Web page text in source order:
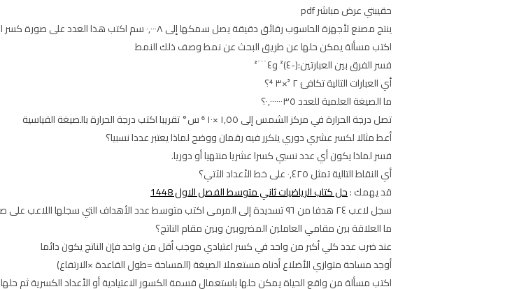
حقيبتي عرض مباشر pdf
ينتج مصنع لأجهزة الحاسوب رقائق دقيقة يصل سمكها إلى ٠٫٠٠٠٨ سم اكتب هذا العدد على صورة كسر اعتيادي في أبسط صورة
اكتب مسألة يمكن حلها عن طريق البحث عن نمط وصف ذلك النمط
فسر الفرق بين العبارتين:(-٤)² و٤﹉²
أي العبارات التالية تكافئ ٢ ³×٣ ⁴؟
ما الصيغة العلمية للعدد ٠,٠٠٠٠٠٠٣٥؟
تصل درجة الحرارة في مركز الشمس إلى ١,٥٥ ×١٠ ⁶ س° تقريبا اكتب درجة الحرارة بالصيغة القياسية
أعط مثالا لكسر عشري دوري يتكرر فيه رقمان ووضح لماذا يعتبر عددا نسبيا؟
فسر لماذا يكون أي عدد نسبي كسرا عشريا منتهيا أو دوريا.
أي النقاط التالية تمثل ٠,٤٢٥ على خط الأعداد الآتي؟
قد يهمك :حل كتاب الرياضيات ثاني متوسط الفصل الاول 1448
سجل لاعب ٢٤ هدفا من ٩٦ تسديدة إلى المرمى اكتب متوسط عدد الأهداف التي سجلها اللاعب على صورة كسر عشري
ما العلاقة بين مقامي العاملين المضروبين وبين مقام الناتج؟
عند ضرب عدد كلي أكبر من واحد في كسر اعتيادي موجب أقل من واحد فإن الناتج يكون دائما
أوجد مساحة متوازي الأضلاع أدناه مستعملا الصيغة (المساحة =طول القاعدة ×الارتفاع)
اكتب مسألة من واقع الحياة يمكن حلها باستعمال قسمة الكسور الاعتيادية أو الأعداد الكسرية ثم حلها